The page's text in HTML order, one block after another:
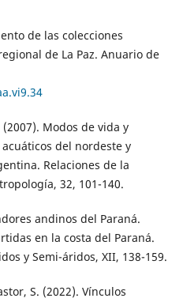
de las colecciones
de La Paz. Anuario de
Modos de vida y
del nordeste y
Relaciones de la
32, 101-140.
andinos del Paraná.
en la costa del Paraná.
y Semi-áridos, XII, 138-159.
S. (2022). Vínculos